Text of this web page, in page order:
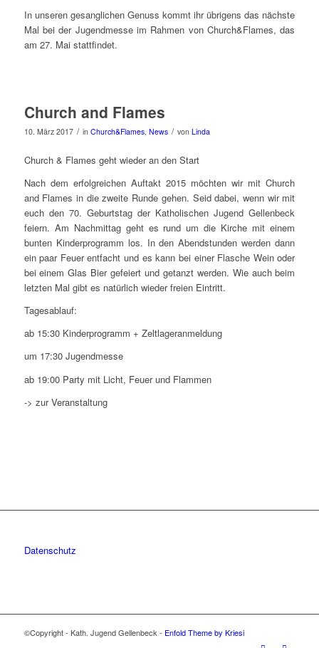
In unseren gesanglichen Genuss kommt ihr übrigens das nächste
Mal bei der Jugendmesse im Rahmen von Church&Flames, das
am 27. Mai stattfindet.
Church and Flames
10. März 2017 / in Church&Flames, News / von Linda
Church & Flames geht wieder an den Start
Nach dem erfolgreichen Auftakt 2015 möchten wir mit Church
and Flames in die zweite Runde gehen. Seid dabei, wenn wir mit
euch den 70. Geburtstag der Katholischen Jugend Gellenbeck
feiern. Am Nachmittag geht es rund um die Kirche mit einem
bunten Kinderprogramm los. In den Abendstunden werden dann
ein paar Feuer entfacht und es kann bei einer Flasche Wein oder
bei einem Glas Bier gefeiert und getanzt werden. Wie auch beim
letzten Mal gibt es natürlich wieder freien Eintritt.
Tagesablauf:
ab 15:30 Kinderprogramm + Zeltlageranmeldung
um 17:30 Jugendmesse
ab 19:00 Party mit Licht, Feuer und Flammen
-> zur Veranstaltung
Datenschutz
©Copyright - Kath. Jugend Gellenbeck - Enfold Theme by Kriesi